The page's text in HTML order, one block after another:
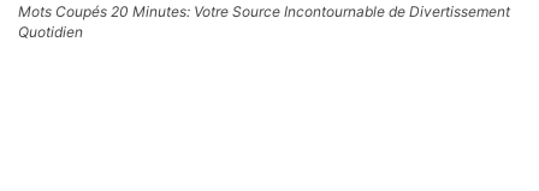
Mots Coupés 20 Minutes: Votre Source Incontournable de Divertissement
Quotidien